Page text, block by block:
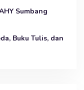
Sumbang
Buku Tulis, dan